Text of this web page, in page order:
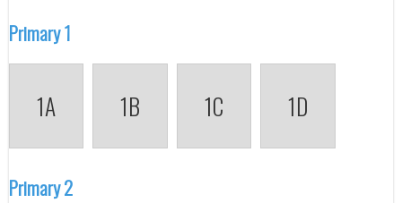
Primary 1
1A 1B 1C 1D
Primary 2